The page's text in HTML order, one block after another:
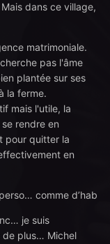
dans ce village,
matrimoniale.
pas l'âme
plantée sur ses
la ferme.
mais l'utile, la
rendre en
pour quitter la
en
comme d’hab
je suis
de plus… Michel